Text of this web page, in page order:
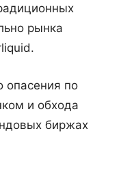
рынка
опасения по
и обхода
биржах